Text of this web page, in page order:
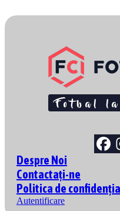
Despre Noi
Contactați-ne
Politica de
Autentificare